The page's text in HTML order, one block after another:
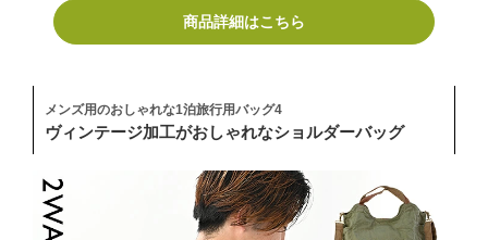
商品詳細はこちら
メンズ用のおしゃれな1泊旅行用バッグ4
ヴィンテージ加工がおしゃれなショルダーバッグ